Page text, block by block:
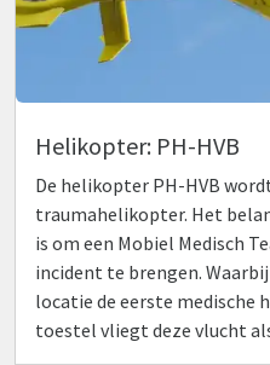
Helikopter: PH-HVB
De helikopter PH-HVB
traumahelikopter. Het
is om een Mobiel Medisch
incident te brengen.
locatie de eerste medische
toestel vliegt deze vlucht